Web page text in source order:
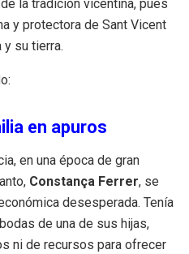
la tradición vicentina, pues
y protectora de Sant Vicent
y su tierra.
en apuros
en una época de gran
Constança Ferrer, se
desesperada. Tenía
de una de sus hijas,
ni de recursos para ofrecer